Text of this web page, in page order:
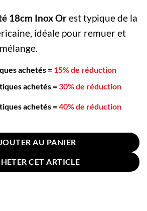
18cm Inox Orest typique de la
idéale pour remuer et
achetés = 15% de réduction
achetés = 30% de réduction
achetés =40% de réduction
18cm Inox Or
AU PANIER
CET ARTICLE